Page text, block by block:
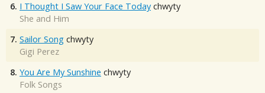
6. I Thought I Saw Your Face Today chwyty
She and Him
7. Sailor Song chwyty
Gigi Perez
8. You Are My Sunshine chwyty
Folk Songs